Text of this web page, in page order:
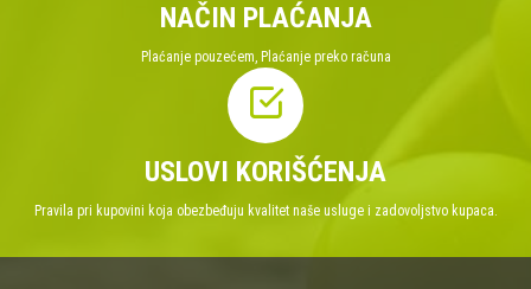
NAČIN PLAĆANJA
Plaćanje pouzećem, Plaćanje preko računa
USLOVI KORIŠĆENJA
Pravila pri kupovini koja obezbeđuju kvalitet naše usluge i zadovoljstvo kupaca.